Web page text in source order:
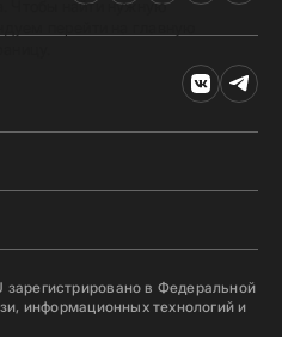
Чтобы найти нужную
зарегистрировано в Федеральной
информационных технологий и